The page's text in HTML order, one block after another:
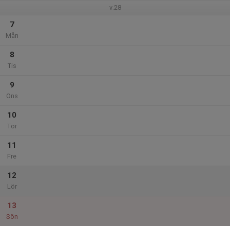
v.28
7
Mån
8
Tis
9
Ons
10
Tor
11
Fre
12
Lör
13
Sön